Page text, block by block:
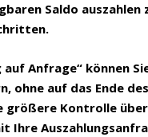
Saldo
auf Anfrage“ können
ohne auf das Ende
größere Kontrolle
Ihre